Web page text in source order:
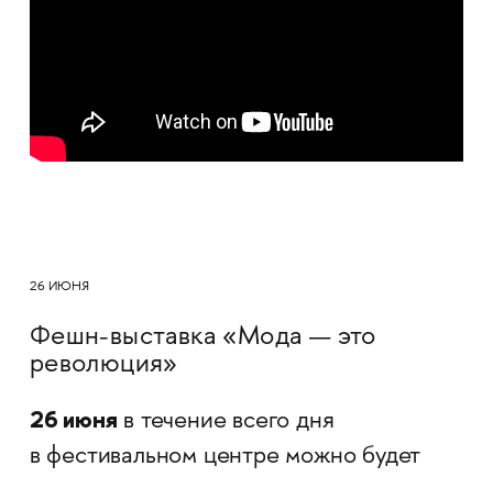
26 ИЮНЯ
Фешн-выставка «Мода — это
революция»
26 июня в течение всего дня
в фестивальном центре можно будет